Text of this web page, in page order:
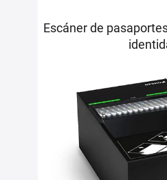
Escáner de